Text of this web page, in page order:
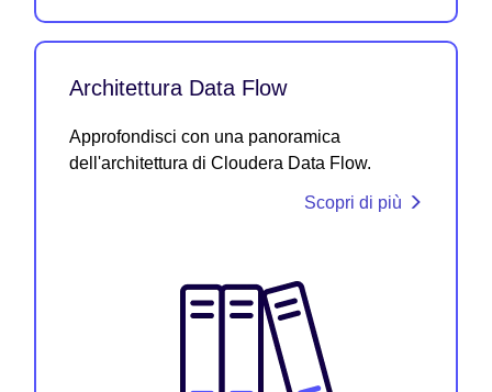
Architettura Data Flow
Approfondisci con una panoramica
dell'architettura di Cloudera Data Flow.
Scopri di più